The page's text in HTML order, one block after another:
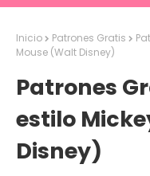
Inicio Patrones Gratis
Mouse (Walt Disney)
Patrones
estilo
Disney)